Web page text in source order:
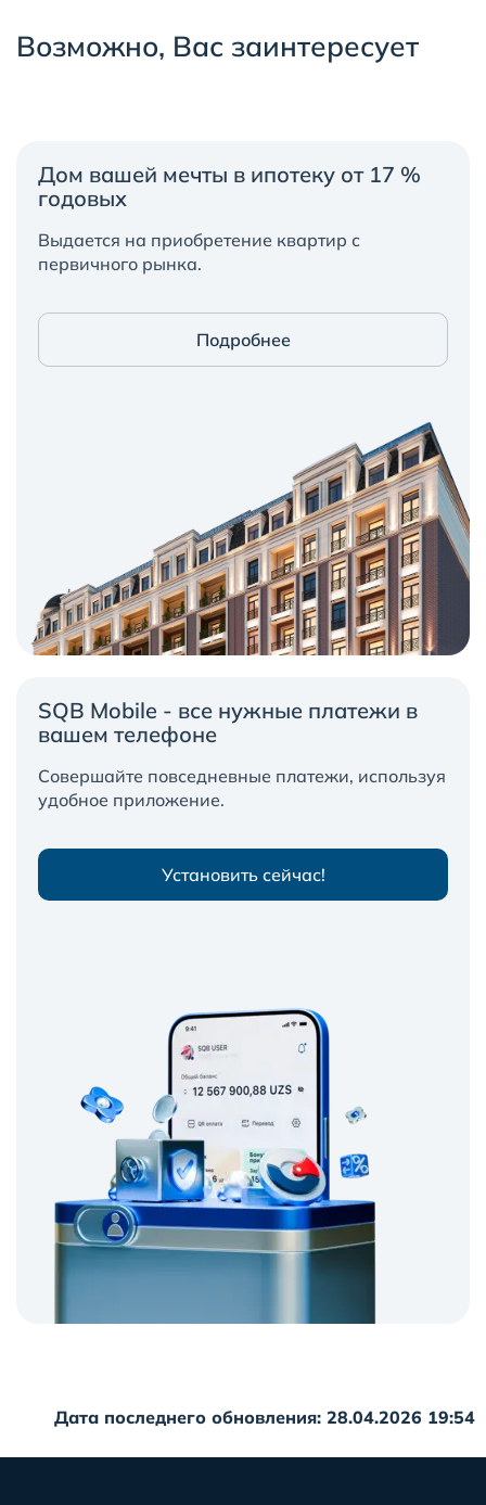
Возможно, Вас заинтересует
Дом вашей мечты в ипотеку от 17 %
годовых
Выдается на приобретение квартир с
первичного рынка.
Подробнее
SQB Mobile - все нужные платежи в
вашем телефоне
Совершайте повседневные платежи, используя
удобное приложение.
Установить сейчас!
Дата последнего обновления: 28.04.2026 19:54